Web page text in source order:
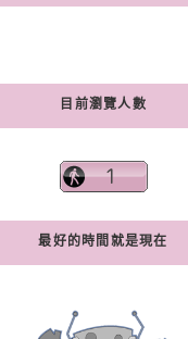
目前瀏覽人數
最好的時間就是現在